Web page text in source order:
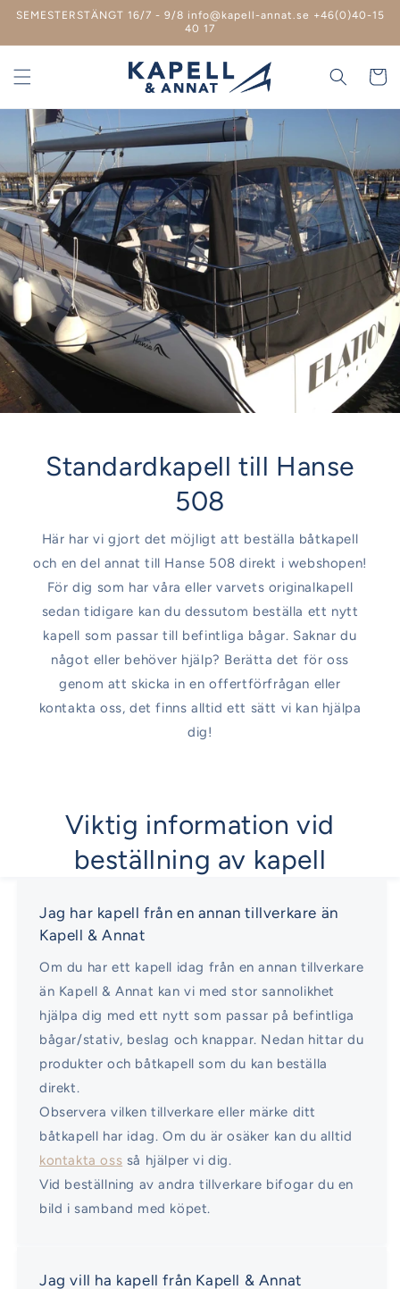
vidare
innehåll
SEMESTERSTÄNGT 16/7 - 9/8 info@kapell-annat.se +46(0)40-15
40 17
Standardkapell till Hanse
508
Här har vi gjort det möjligt att beställa båtkapell
och en del annat till Hanse 508 direkt i webshopen!
För dig som har våra eller varvets originalkapell
sedan tidigare kan du dessutom beställa ett nytt
kapell som passar till befintliga bågar. Saknar du
något eller behöver hjälp? Berätta det för oss
genom att skicka in en offertförfrågan eller
kontakta oss, det finns alltid ett sätt vi kan hjälpa
dig!
Viktig information vid
beställning av kapell
Jag har kapell från en annan tillverkare än
Kapell & Annat
Om du har ett kapell idag från en annan tillverkare
än Kapell & Annat kan vi med stor sannolikhet
hjälpa dig med ett nytt som passar på befintliga
bågar/stativ, beslag och knappar. Nedan hittar du
produkter och båtkapell som du kan beställa
direkt.
Observera vilken tillverkare eller märke ditt
båtkapell har idag. Om du är osäker kan du alltid
kontakta oss så hjälper vi dig.
Vid beställning av andra tillverkare bifogar du en
bild i samband med köpet.
Jag vill ha kapell från Kapell & Annat